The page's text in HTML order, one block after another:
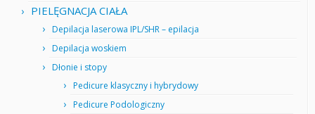
PIELĘGNACJA CIAŁA
Depilacja laserowa IPL/SHR – epilacja
Depilacja woskiem
Dłonie i stopy
Pedicure klasyczny i hybrydowy
Pedicure Podologiczny